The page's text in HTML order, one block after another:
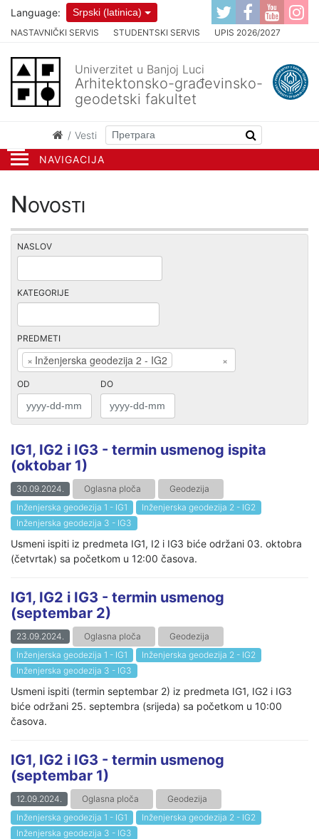
NAVIGACIJA
NASTAVNIČKI SERVIS STUDENTSKI SERVIS UPIS 2026/2027
Language: Srpski (latinica)
Univerzitet u Banjoj Luci
Arhitektonsko-građevinsko-
geodetski fakultet
Vesti
Novosti
NASLOV
KATEGORIJE
PREDMETI
×
× Inženjerska geodezija 2 - IG2
OD DO
IG1, IG2 i IG3 - termin usmenog ispita
(oktobar 1)
30.09.2024. Oglasna ploča
Geodezija
Inženjerska geodezija 1 - IG1
Inženjerska geodezija 2 - IG2
Inženjerska geodezija 3 - IG3
Usmeni ispiti iz predmeta IG1, I2 i IG3 biće održani 03. oktobra
(četvrtak) sa početkom u 12:00 časova.
IG1, IG2 i IG3 - termin usmenog
(septembar 2)
23.09.2024. Oglasna ploča
Geodezija
Inženjerska geodezija 1 - IG1
Inženjerska geodezija 2 - IG2
Inženjerska geodezija 3 - IG3
Usmeni ispiti (termin septembar 2) iz predmeta IG1, IG2 i IG3
biće održani 25. septembra (srijeda) sa početkom u 10:00
časova.
IG1, IG2 i IG3 - termin usmenog
(septembar 1)
12.09.2024. Oglasna ploča
Geodezija
Inženjerska geodezija 1 - IG1
Inženjerska geodezija 2 - IG2
Inženjerska geodezija 3 - IG3